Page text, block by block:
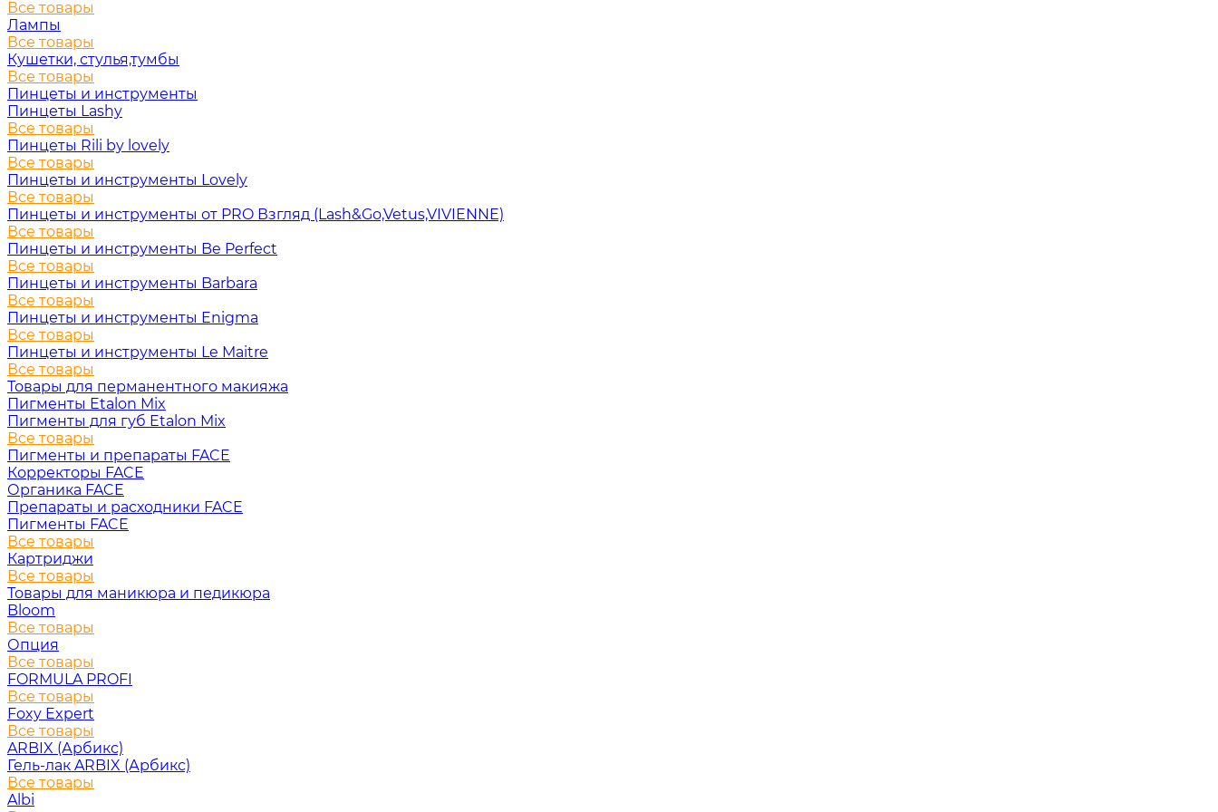
Все товары
Лампы
Все товары
Кушетки, стулья,тумбы
Все товары
Пинцеты и инструменты
Пинцеты Lashy
Все товары
Пинцеты Rili by lovely
Все товары
Пинцеты и инструменты Lovely
Все товары
Пинцеты и инструменты от PRO Взгляд (Lash&Go,Vetus,VIVIENNE)
Все товары
Пинцеты и инструменты Be Perfect
Все товары
Пинцеты и инструменты Barbara
Все товары
Пинцеты и инструменты Enigma
Все товары
Пинцеты и инструменты Le Maitre
Все товары
Товары для перманентного макияжа
Пигменты Etalon Mix
Пигменты для губ Etalon Mix
Все товары
Пигменты и препараты FACE
Корректоры FACE
Органика FACE
Препараты и расходники FACE
Пигменты FACE
Все товары
Картриджи
Все товары
Товары для маникюра и педикюра
Bloom
Все товары
Опция
Все товары
FORMULA PROFI
Все товары
Foxy Expert
Все товары
ARBIX (Арбикс)
Гель-лак ARBIX (Арбикс)
Все товары
Albi